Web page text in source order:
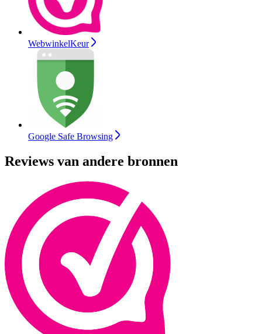
WebwinkelKeur
Google Safe Browsing
Reviews van andere bronnen